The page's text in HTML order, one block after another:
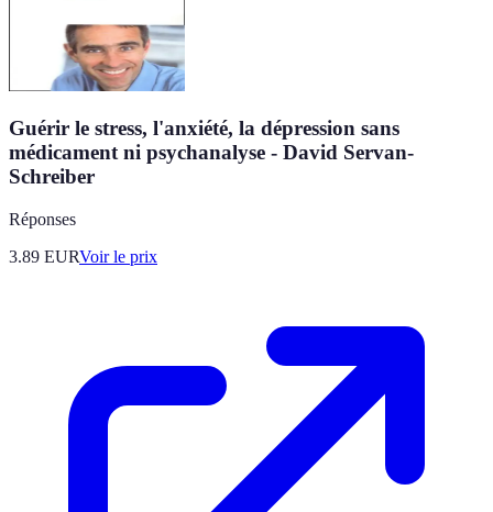
Guérir le stress, l'anxiété, la dépression sans
médicament ni psychanalyse - David Servan-
Schreiber
Réponses
3.89 EURVoir le prix